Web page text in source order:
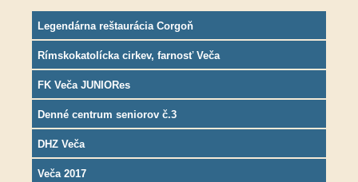
Legendárna reštaurácia Corgoň
Rímskokatolícka cirkev, farnosť Veča
FK Veča JUNIORes
Denné centrum seniorov č.3
DHZ Veča
Veča 2017